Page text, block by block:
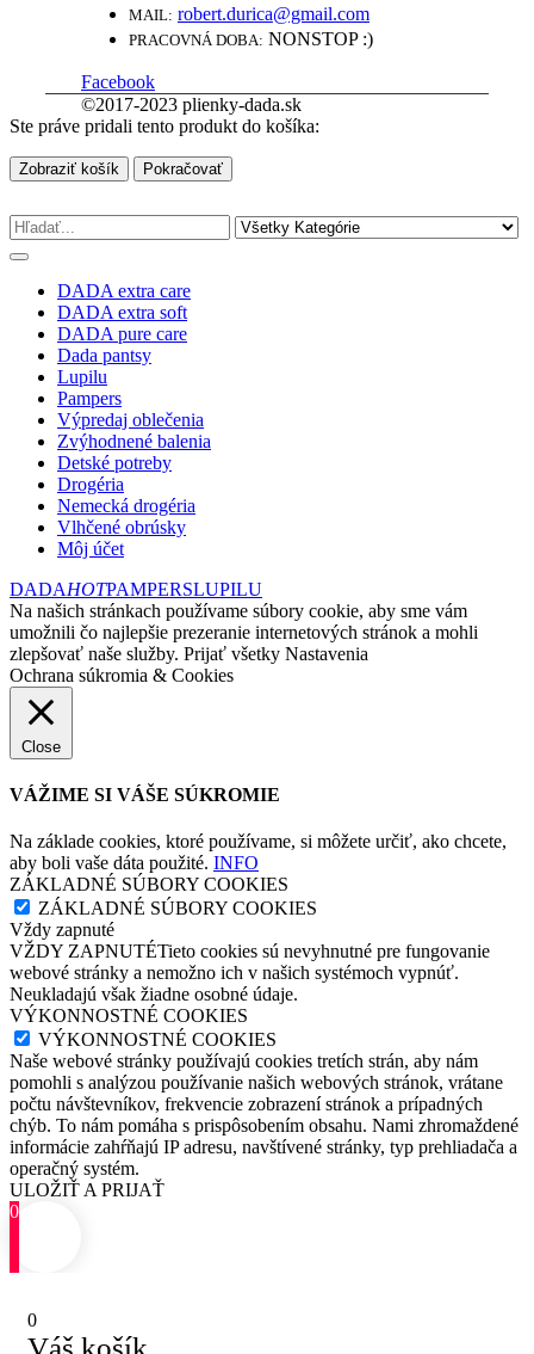
MAIL: robert.durica@gmail.com
PRACOVNÁ DOBA: NONSTOP :)
Facebook
©2017-2023 plienky-dada.sk
Ste práve pridali tento produkt do košíka:
Zobraziť košík Pokračovať
DADA extra care
DADA extra soft
DADA pure care
Dada pantsy
Lupilu
Pampers
Výpredaj oblečenia
Zvýhodnené balenia
Detské potreby
Drogéria
Nemecká drogéria
Vlhčené obrúsky
Môj účet
DADAHOTPAMPERSLUPILU
Na našich stránkach používame súbory cookie, aby sme vám
umožnili čo najlepšie prezeranie internetových stránok a mohli
zlepšovať naše služby. Prijať všetky Nastavenia
Ochrana súkromia & Cookies
Close
VÁŽIME SI VÁŠE SÚKROMIE
Na základe cookies, ktoré používame, si môžete určiť, ako chcete,
aby boli vaše dáta použité. INFO
ZÁKLADNÉ SÚBORY COOKIES
ZÁKLADNÉ SÚBORY COOKIES
Vždy zapnuté
VŽDY ZAPNUTÉTieto cookies sú nevyhnutné pre fungovanie
webové stránky a nemožno ich v našich systémoch vypnúť.
Neukladajú však žiadne osobné údaje.
VÝKONNOSTNÉ COOKIES
VÝKONNOSTNÉ COOKIES
Naše webové stránky používajú cookies tretích strán, aby nám
pomohli s analýzou používanie našich webových stránok, vrátane
počtu návštevníkov, frekvencie zobrazení stránok a prípadných
chýb. To nám pomáha s prispôsobením obsahu. Nami zhromaždené
informácie zahŕňajú IP adresu, navštívené stránky, typ prehliadača a
operačný systém.
ULOŽIŤ A PRIJAŤ
0
0
Váš košík